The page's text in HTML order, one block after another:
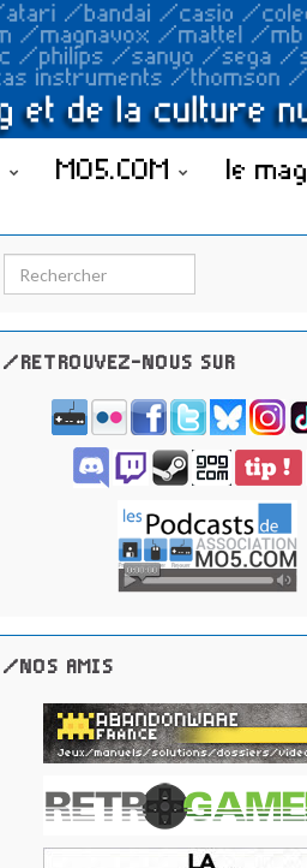
MO5.COM le mag
Search for:
/RETROUVEZ-NOUS SUR
/NOS AMIS